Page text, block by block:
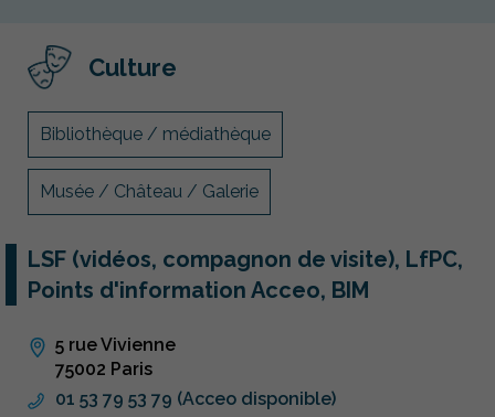
Culture
Bibliothèque / médiathèque
Musée / Château / Galerie
LSF (vidéos, compagnon de visite), LfPC,
Points d'information Acceo, BIM
5 rue Vivienne
75002 Paris
01 53 79 53 79 (Acceo disponible)